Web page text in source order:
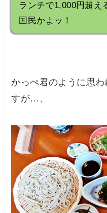
ランチで1,000円超え
国民かよッ！
かっぺ君のように思
すが…、